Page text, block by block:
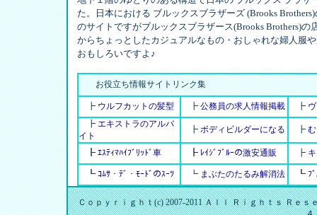
た。日本における ブルックスブラザーズ (Brooks
のサイトですがブルックスブラザース(Brooks Brothers)
からちょっとしたカジュアルなもの・おしゃれな婦人服
おもしろいですよ♪
お役立ち情報サイトリンク集
┣ ウルフカットの髪型 ┣ 公務員の求人情報掲載 ┣
┣ エキストラのアルバ
イト
┣ ボディビルダーになる ┣
┣ ｴｽﾃｨﾏﾊｲﾌﾞﾘｯﾄﾞ車 ┣ ﾚｲｼﾞﾌﾞﾙｰの激安通販 ┣
┗ ｺﾑｻ・ﾃﾞ・ﾓｰﾄﾞのｽｰﾂ ┗ まぶたのたるみ解消法 ┗ ﾌ
Ｃｏｐｙｒｉｇｈｔ(c) 2007-2011 Ａｌｌ Ｒｉｇｈｔｓ Ｒｅ